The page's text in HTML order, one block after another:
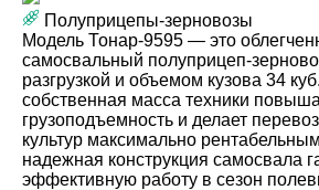
Полуприцепы-зерновозы
Модель Тонар-9595 — это
самосвальный полуприцеп-
разгрузкой и объемом кузова 34
собственная масса техники
грузоподъемность и делает
культур максимально
надежная конструкция самосвала
эффективную работу в сезон